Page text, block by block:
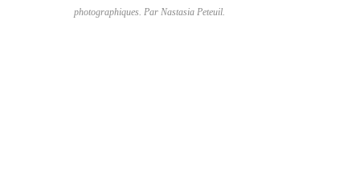
photographiques. Par Nastasia Peteuil.